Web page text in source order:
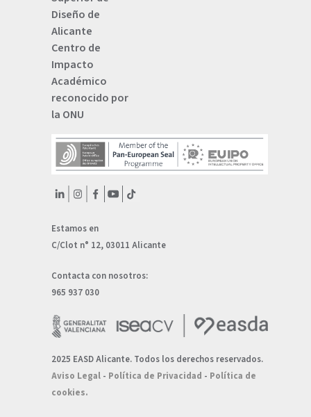
Diseño de
Alicante
Centro de
Impacto
Académico
reconocido por
la ONU
Estamos en
C/Clot n° 12, 03011 Alicante
Contacta con nosotros:
965 937 030
2025 EASD Alicante. Todos los derechos reservados.
Aviso Legal - Política de Privacidad - Política de
cookies.